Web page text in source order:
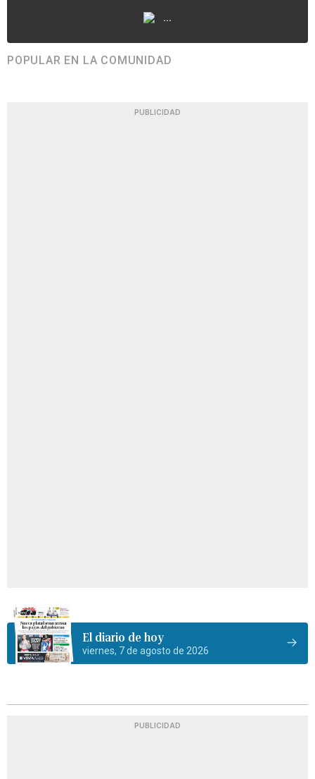
...
POPULAR EN LA COMUNIDAD
PUBLICIDAD
El diario de hoy
viernes, 7 de agosto de 2026
PUBLICIDAD